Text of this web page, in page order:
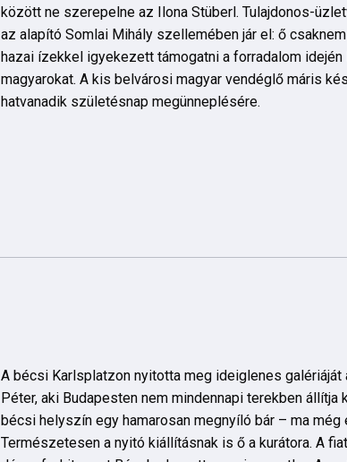
között ne szerepelne az Ilona Stüberl. Tulajdonos-
az alapító Somlai Mihály szellemében jár el: ő
hazai ízekkel igyekezett támogatni a forradalom
magyarokat. A kis belvárosi magyar vendéglő máris
hatvanadik születésnap megünneplésére.
A bécsi Karlsplatzon nyitotta meg ideiglenes
Péter, aki Budapesten nem mindennapi terekben állítja
bécsi helyszín egy hamarosan megnyíló bár – ma még
Természetesen a nyitó kiállításnak is ő a kurátora. A